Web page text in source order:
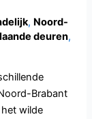
, Noord-
deuren,
Brabant
wilde